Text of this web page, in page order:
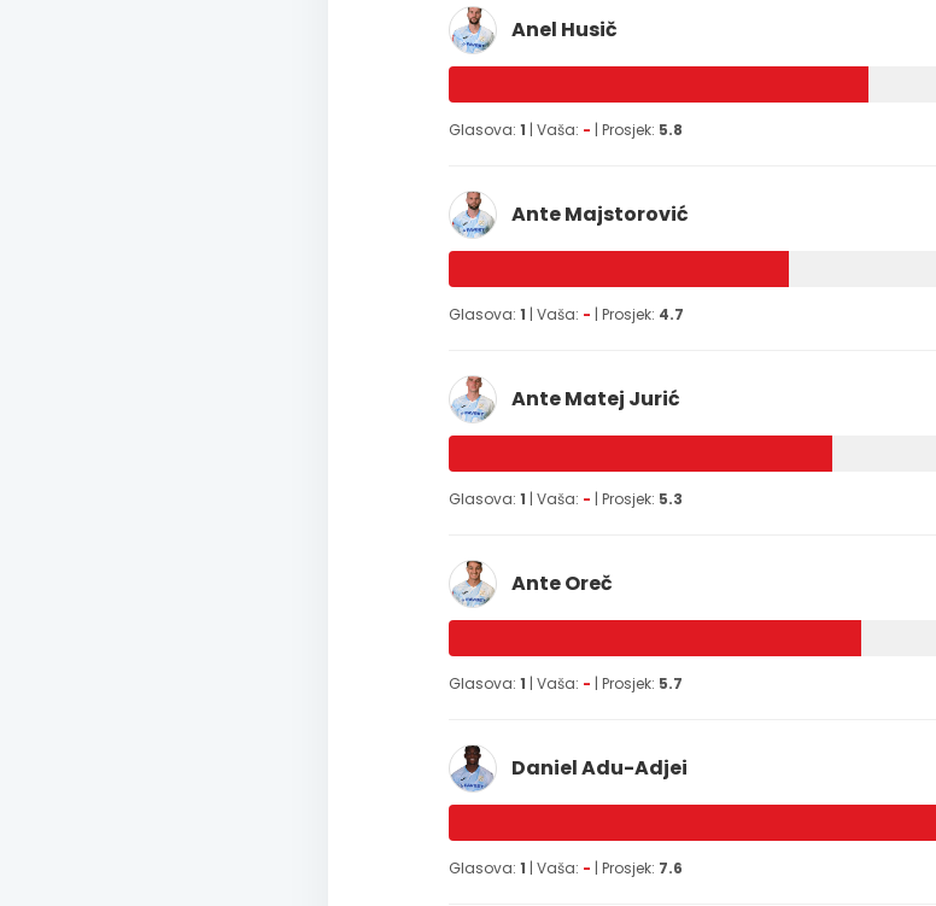
Anel Husič
Glasova: 1 | Vaša: - | Prosjek: 5.8
Ante Majstorović
Glasova: 1 | Vaša: - | Prosjek: 4.7
Ante Matej Jurić
Glasova: 1 | Vaša: - | Prosjek: 5.3
Ante Oreč
Glasova: 1 | Vaša: - | Prosjek: 5.7
Daniel Adu-Adjei
Glasova: 1 | Vaša: - | Prosjek: 7.6